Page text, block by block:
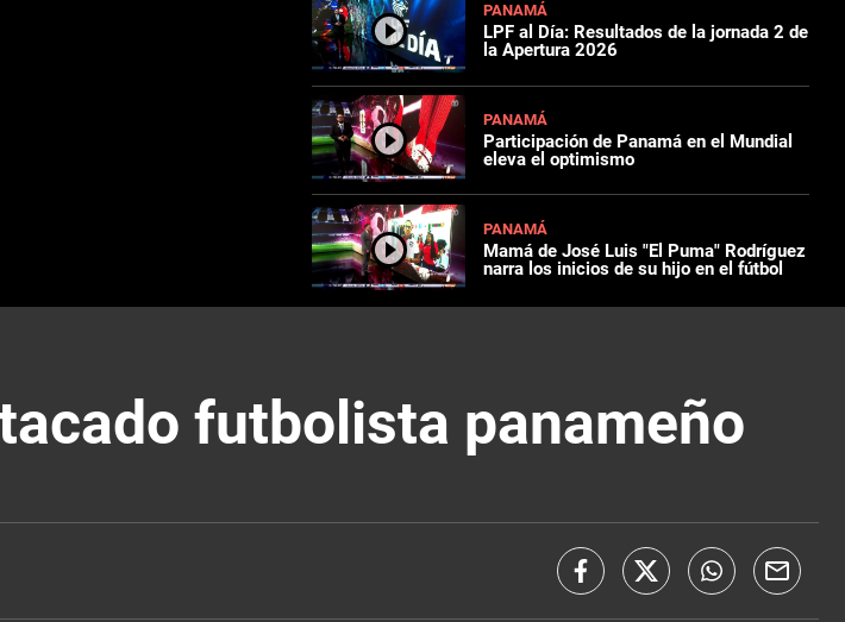
PANAMÁ
LPF al Día: Resultados de la jornada 2 de
la Apertura 2026
PANAMÁ
Participación de Panamá en el Mundial
eleva el optimismo
PANAMÁ
Mamá de José Luis "El Puma" Rodríguez
narra los inicios de su hijo en el fútbol
futbolista panameño